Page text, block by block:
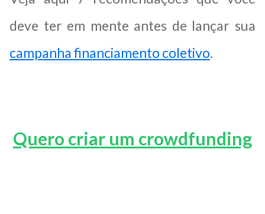
deve ter em mente antes de lançar sua
campanha financiamento coletivo.
Quero criar um crowdfunding